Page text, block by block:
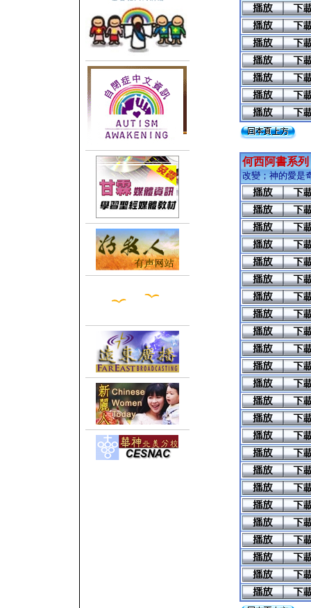
何西阿書系列
改變；神的愛是